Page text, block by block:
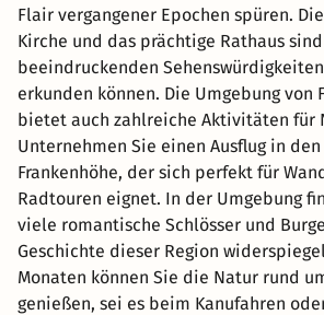
Flair vergangener Epochen spüren.
Kirche und das prächtige Rathaus
beeindruckenden
erkunden können. Die Umgebung von
bietet auch zahlreiche Aktivitäten für
Unternehmen Sie einen Ausflug in
Frankenhöhe, der sich perfekt für
Radtouren eignet. In der Umgebung
viele romantische Schlösser und
Geschichte dieser Region
Monaten können Sie die Natur rund
genießen, sei es beim Kanufahren